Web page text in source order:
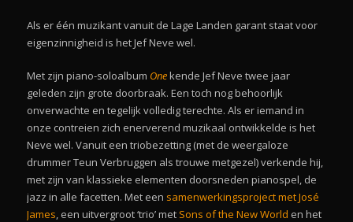
Als er één muzikant vanuit de Lage Landen garant staat voor
eigenzinnigheid is het Jef Neve wel.
Met zijn piano-soloalbum Onekende Jef Neve twee jaar
geleden zijn grote doorbraak. Een toch nog behoorlijk
onverwachte en tegelijk volledig terechte. Als er iemand in
onze contreien zich enerverend muzikaal ontwikkelde is het
Neve wel. Vanuit een triobezetting (met de weergaloze
drummer Teun Verbruggen als trouwe metgezel) verkende hij,
met zijn van klassieke elementen doorsneden pianospel, de
jazz in alle facetten. Met een samenwerkingsproject met José
James, een uitvergroot ‘trio’ met Sons of the New World en het